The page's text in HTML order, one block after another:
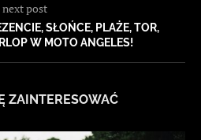
next post
SŁOŃCE, PLAŻE, TOR,
W MOTO ANGELES!
ZAINTERESOWAĆ